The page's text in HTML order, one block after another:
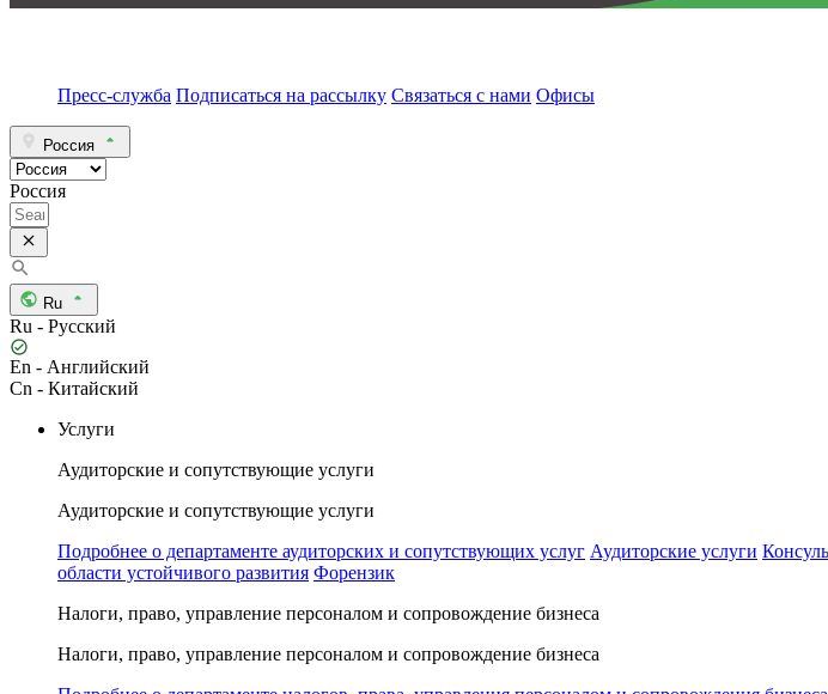
Пресс-служба Подписаться на рассылку Связаться с нами Офисы
Россия
Россия
Ru
Ru - Русский
En - Английский
Cn - Китайский
Услуги
Аудиторские и сопутствующие услуги
Аудиторские и сопутствующие услуги
Подробнее о департаменте аудиторских и сопутствующих услуг Аудиторские услуги
области устойчивого развития Форензик
Налоги, право, управление персоналом и сопровождение бизнеса
Налоги, право, управление персоналом и сопровождение бизнеса